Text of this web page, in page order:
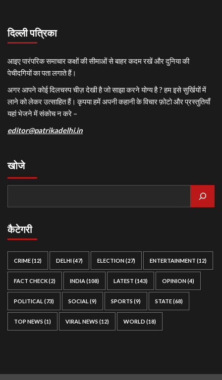
दिल्ली पत्रिका
आइए पारंपरिक समाचार कक्षों की सीमाओं से बाहर कदम रखें और दुनिया की
पेचीदगियों का पता लगाते हैं।
अगर आपने कोई दिलचस्प चीज़ देखी है जो साझा करने योग्य है ? हम इसे सुर्खियों में
लाने को लेकर उत्साहित हैं। कृपया हमें अपनी कहानी के विचार फ़ोटो और प्रस्तुतियाँ
यहां भेजने में संकोच न करे –
editor@patrikadelhi.in
खोजे
कैटेगरी
CRIME(12) DELHI(47) ELECTION(27) ENTERTAINMENT (12)
FACT CHECK(2) INDIA(108) LATEST (143) OPINION(4)
POLITICAL (73) SOCIAL (9) SPORTS (9) STATE(68)
TOP NEWS (1) VIRAL NEWS (12) WORLD (18)